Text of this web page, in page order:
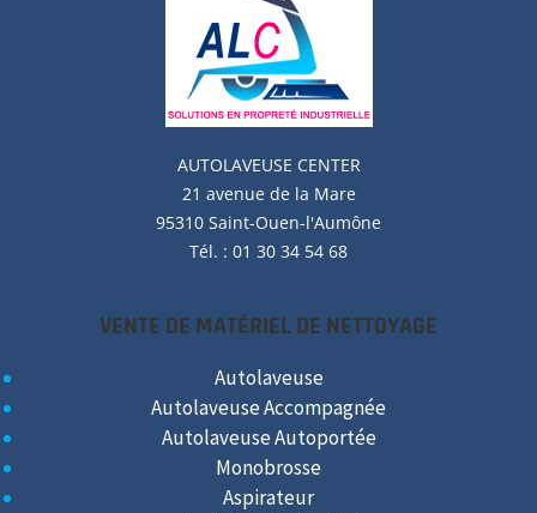
AUTOLAVEUSE CENTER
21 avenue de la Mare
95310 Saint-Ouen-l'Aumône
Tél. : 01 30 34 54 68
VENTE DE MATÉRIEL DE NETTOYAGE
Autolaveuse
Autolaveuse Accompagnée
Autolaveuse Autoportée
Monobrosse
Aspirateur